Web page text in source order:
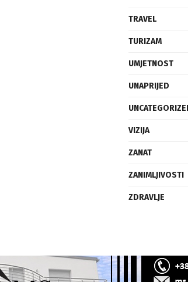
UMJETNOST
UNAPRIJED
UNCATEGORIZED
VIZIJA
ZANAT
ZANIMLJIVOSTI
ZDRAVLJE